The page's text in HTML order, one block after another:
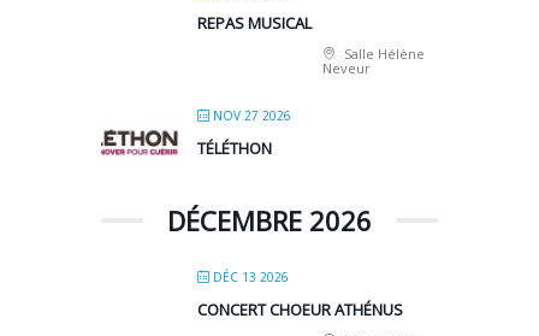
REPAS MUSICAL
Salle Hélène
Neveur
NOV 27 2026
TÉLÉTHON
DÉCEMBRE 2026
DÉC 13 2026
CONCERT CHOEUR ATHÉNUS